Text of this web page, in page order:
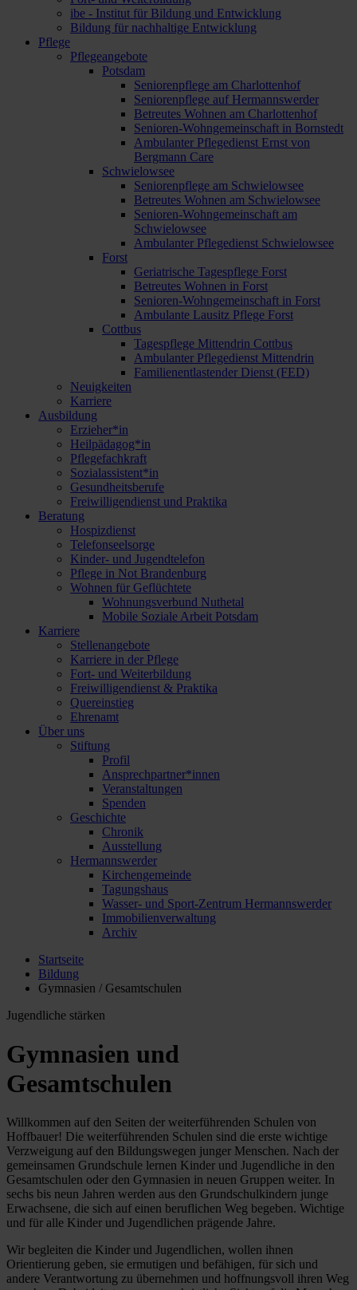
ibe - Institut für Bildung und Entwicklung
Bildung für nachhaltige Entwicklung
Pflege
Pflegeangebote
Potsdam
Seniorenpflege am Charlottenhof
Seniorenpflege auf Hermannswerder
Betreutes Wohnen am Charlottenhof
Senioren-Wohngemeinschaft in Bornstedt
Ambulanter Pflegedienst Ernst von
Bergmann Care
Schwielowsee
Seniorenpflege am Schwielowsee
Betreutes Wohnen am Schwielowsee
Senioren-Wohngemeinschaft am
Schwielowsee
Ambulanter Pflegedienst Schwielowsee
Forst
Geriatrische Tagespflege Forst
Betreutes Wohnen in Forst
Senioren-Wohngemeinschaft in Forst
Ambulante Lausitz Pflege Forst
Cottbus
Tagespflege Mittendrin Cottbus
Ambulanter Pflegedienst Mittendrin
Familienentlastender Dienst (FED)
Neuigkeiten
Karriere
Ausbildung
Erzieher*in
Heilpädagog*in
Pflegefachkraft
Sozialassistent*in
Gesundheitsberufe
Freiwilligendienst und Praktika
Beratung
Hospizdienst
Telefonseelsorge
Kinder- und Jugendtelefon
Pflege in Not Brandenburg
Wohnen für Geflüchtete
Wohnungsverbund Nuthetal
Mobile Soziale Arbeit Potsdam
Karriere
Stellenangebote
Karriere in der Pflege
Fort- und Weiterbildung
Freiwilligendienst & Praktika
Quereinstieg
Ehrenamt
Über uns
Stiftung
Profil
Ansprechpartner*innen
Veranstaltungen
Spenden
Geschichte
Chronik
Ausstellung
Hermannswerder
Kirchengemeinde
Tagungshaus
Wasser- und Sport-Zentrum Hermannswerder
Immobilienverwaltung
Archiv
Startseite
Bildung
Gymnasien / Gesamtschulen
Jugendliche stärken
Gymnasien und
Gesamtschulen
Willkommen auf den Seiten der weiterführenden Schulen von
Hoffbauer! Die weiterführenden Schulen sind die erste wichtige
Verzweigung auf den Bildungswegen junger Menschen. Nach der
gemeinsamen Grundschule lernen Kinder und Jugendliche in den
Gesamtschulen oder den Gymnasien in neuen Gruppen weiter. In
sechs bis neun Jahren werden aus den Grundschulkindern junge
Erwachsene, die sich auf einen beruflichen Weg begeben. Wichtige
und für alle Kinder und Jugendlichen prägende Jahre.
Wir begleiten die Kinder und Jugendlichen, wollen ihnen
Orientierung geben, sie ermutigen und befähigen, für sich und
andere Verantwortung zu übernehmen und hoffnungsvoll ihren Weg